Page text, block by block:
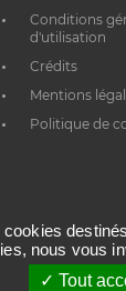
Conditions
d'utilisation
Crédits
Mentions
Politique de
nous vous
Tout